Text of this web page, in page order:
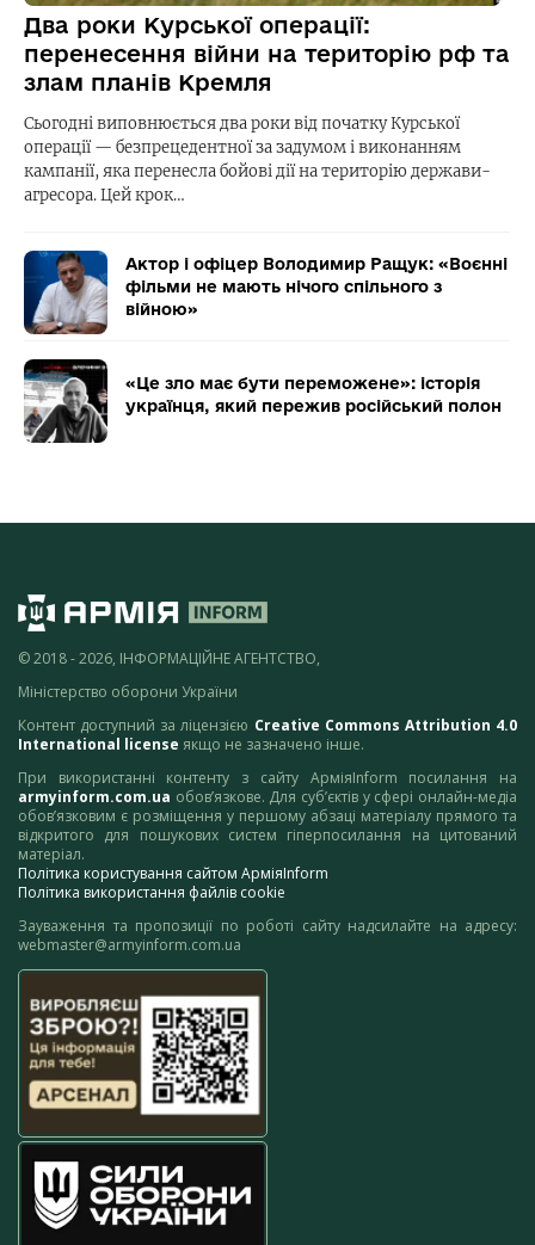
Два роки Курської операції:
перенесення війни на територію рф та
злам планів Кремля
Сьогодні виповнюється два роки від початку Курської
операції — безпрецедентної за задумом і виконанням
кампанії, яка перенесла бойові дії на територію держави-
агресора. Цей крок…
Актор і офіцер Володимир Ращук: «Воєнні
фільми не мають нічого спільного з
війною»
«Це зло має бути переможене»: історія
українця, який пережив російський полон
© 2018 - 2026, ІНФОРМАЦІЙНЕ АГЕНТСТВО,
Міністерство оборони України
Контент доступний за ліцензією Creative Commons Attribution 4.0
International license якщо не зазначено інше.
При використанні контенту з сайту АрміяInform посилання на
armyinform.com.ua обов’язкове. Для суб’єктів у сфері онлайн-медіа
обов’язковим є розміщення у першому абзаці матеріалу прямого та
відкритого для пошукових систем гіперпосилання на цитований
матеріал.
Політика користування сайтом АрміяInform
Політика використання файлів cookie
Зауваження та пропозиції по роботі сайту надсилайте на адресу:
webmaster@armyinform.com.ua